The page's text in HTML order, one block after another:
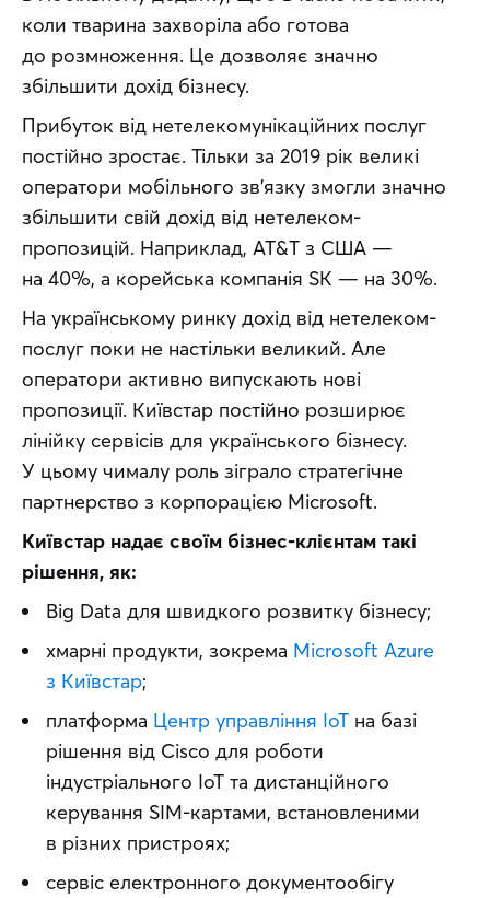
коли тварина захворіла або готова
до розмноження. Це дозволяє значно
збільшити дохід бізнесу.
Прибуток від нетелекомунікаційних послуг
постійно зростає. Тільки за 2019 рік великі
оператори мобільного зв’язку змогли значно
збільшити свій дохід від нетелеком-
пропозицій. Наприклад, AT&T з США —
на 40%, а корейська компанія SK — на 30%.
На українському ринку дохід від нетелеком-
послуг поки не настільки великий. Але
оператори активно випускають нові
пропозиції. Київстар постійно розширює
лінійку сервісів для українського бізнесу.
У цьому чималу роль зіграло стратегічне
партнерство з корпорацією Microsoft.
Київстар надає своїм бізнес-клієнтам такі
рішення, як:
Big Data для швидкого розвитку бізнесу;
хмарні продукти, зокрема Microsoft Azure
з Київстар;
платформа Центр управління IoT на базі
рішення від Cisco для роботи
індустріального IoT та дистанційного
керування SIM-картами, встановленими
в різних пристроях;
сервіс електронного документообігу